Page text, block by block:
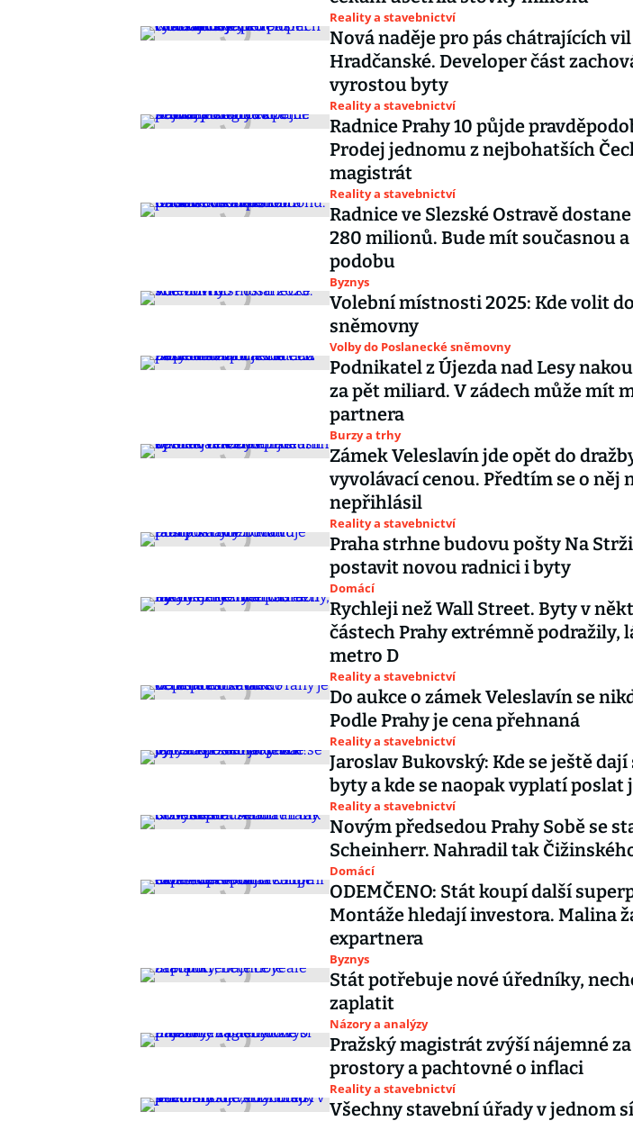
Reality a stavebnictví
Nová naděje pro pás chátrajících
Hradčanské. Developer část
vyrostou byty
Reality a stavebnictví
Radnice Prahy 10 půjde
Prodej jednomu z nejbohatších
magistrát
Reality a stavebnictví
Radnice ve Slezské Ostravě
280 milionů. Bude mít současnou
podobu
Byznys
Volební místnosti 2025: Kde volit
sněmovny
Volby do Poslanecké sněmovny
Podnikatel z Újezda nad Lesy
za pět miliard. V zádech může mít
partnera
Burzy a trhy
Zámek Veleslavín jde opět do
vyvolávací cenou. Předtím se o něj
nepřihlásil
Reality a stavebnictví
Praha strhne budovu pošty Na
postavit novou radnici i byty
Domácí
Rychleji než Wall Street. Byty v
částech Prahy extrémně podražily,
metro D
Reality a stavebnictví
Do aukce o zámek Veleslavín se
Podle Prahy je cena přehnaná
Reality a stavebnictví
Jaroslav Bukovský: Kde se ještě
byty a kde se naopak vyplatí poslat
Reality a stavebnictví
Novým předsedou Prahy Sobě se
Scheinherr. Nahradil tak
Domácí
ODEMČENO: Stát koupí další
Montáže hledají investora. Malina
expartnera
Byznys
Stát potřebuje nové úředníky,
zaplatit
Názory a analýzy
Pražský magistrát zvýší nájemné
prostory a pachtovné o inflaci
Reality a stavebnictví
Všechny stavební úřady v jednom